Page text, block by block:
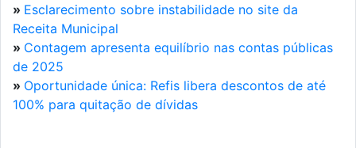
» Esclarecimento sobre instabilidade no site da
Receita Municipal
» Contagem apresenta equilíbrio nas contas públicas
de 2025
» Oportunidade única: Refis libera descontos de até
100% para quitação de dívidas